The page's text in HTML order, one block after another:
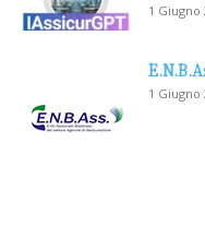
1 Giugno
1 Giugno